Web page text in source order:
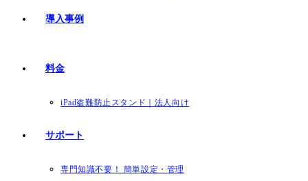
導入事例
料金
iPad盗難防止スタンド｜法人向け
サポート
専門知識不要！ 簡単設定・管理